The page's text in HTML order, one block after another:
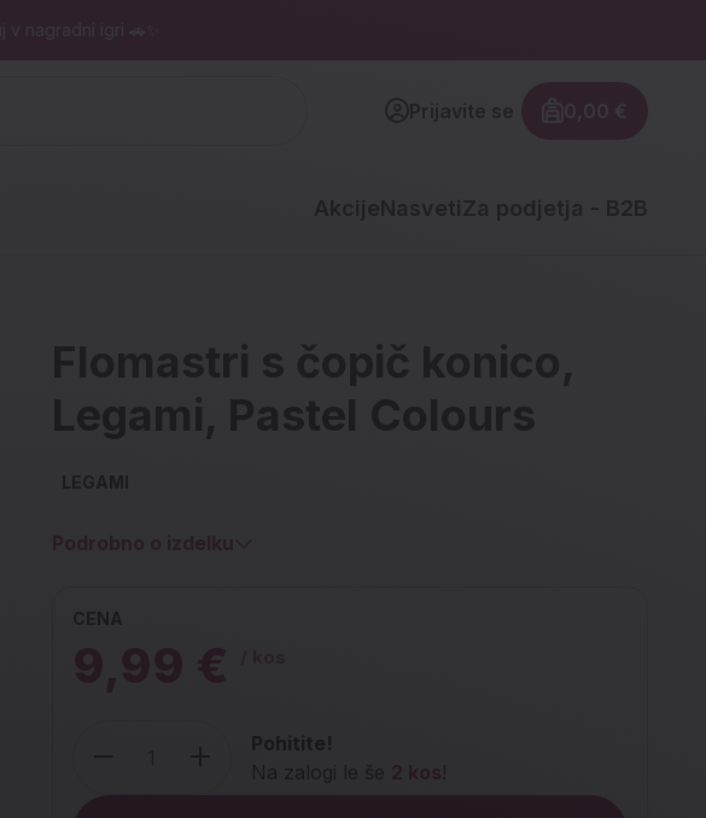
v nagradni igri 🚗✨
Prijavite se
Znesek
0,00 €
AkcijeNasveti Za podjetja - B2B
Flomastri s čopič konico,
Legami, Pastel Colours
LEGAMI
Podrobno o izdelku
CENA
9,99 €
Pohitite!
Na zalogi le še 2 kos !